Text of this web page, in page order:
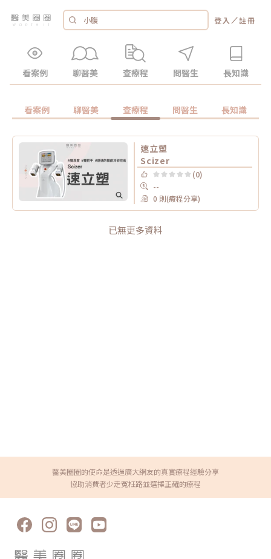
登入 ／註冊
看案例 聊醫美 查療程 問醫生 長知識
看案例 聊醫美 查療程 問醫生 長知識
速立塑
Scizer
(0)
--
0 則(療程分享)
已無更多資料
醫美圈圈的使命是透過廣大網友的真實療程經驗分享
協助消費者少走冤枉路並選擇正確的療程